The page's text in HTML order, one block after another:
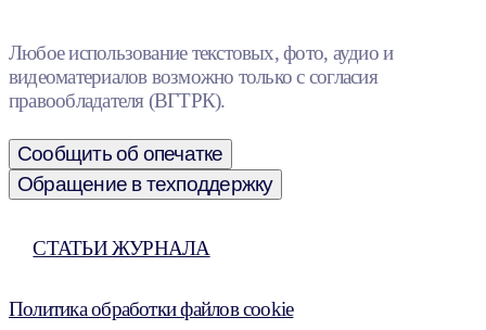
Любое использование текстовых, фото, аудио и
видеоматериалов возможно только с согласия
правообладателя (ВГТРК).
Сообщить об опечатке
Обращение в техподдержку
СТАТЬИ ЖУРНАЛА
Политика обработки файлов cookie